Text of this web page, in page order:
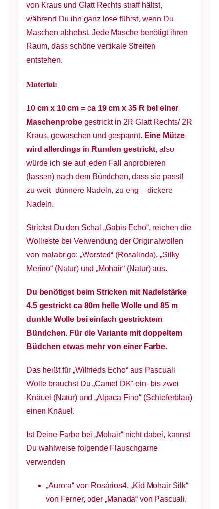
von Kraus und Glatt Rechts straff hältst,
während Du ihn ganz lose führst, wenn Du
Maschen abhebst. Jede Masche benötigt ihren
Raum, dass schöne vertikale Streifen
entstehen.
Material:
10 cm x 10 cm = ca 19 cm x 35 R bei einer
Maschenprobegestrickt in 2R Glatt Rechts/ 2R
Kraus, gewaschen und gespannt. Eine Mütze
wird allerdings in Runden gestrickt, also
würde ich sie auf jeden Fall anprobieren
(lassen) nach dem Bündchen, dass sie passt!
zu weit- dünnere Nadeln, zu eng – dickere
Nadeln.
Strickst Du den Schal „Gabis Echo“, reichen die
Wollreste bei Verwendung der Originalwollen
von malabrigo: „Worsted“ (Rosalinda), „Silky
Merino“ (Natur) und „Mohair“ (Natur) aus.
Du benötigst beim Stricken mit Nadelstärke
4.5 gestrickt ca 80m helle Wolle und 85 m
dunkle Wolle bei einfach gestricktem
Bündchen. Für die Variante mit doppeltem
Büdchen etwas mehr von einer Farbe.
Das heißt für „Wilfrieds Echo“ aus Pascuali
Wolle brauchst Du „Camel DK“ ein- bis zwei
Knäuel (Natur) und „Alpaca Fino“ (Schieferblau)
einen Knäuel.
Ist Deine Farbe bei „Mohair“ nicht dabei, kannst
Du wahlweise folgende Flauschgarne
verwenden:
„Aurora“ von Rosários4, „Kid Mohair Silk“
von Ferner, oder „Manada“ von Pascuali.